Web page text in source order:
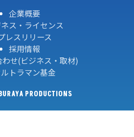
企業概要
ス・ライセンス
レスリリース
採用情報
わせ(ビジネス・取材)
トラマン基金
PRODUCTIONS